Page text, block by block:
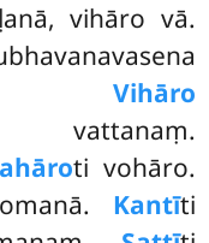
vihāro vā.
Vihāro
vattanaṃ.
ti vohāro.
Kantīti